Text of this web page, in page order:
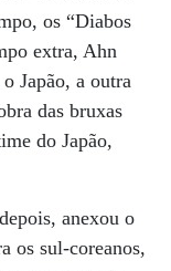
os “Diabos
extra, Ahn
Japão, a outra
das bruxas
do Japão,
anexou o
os sul-coreanos,